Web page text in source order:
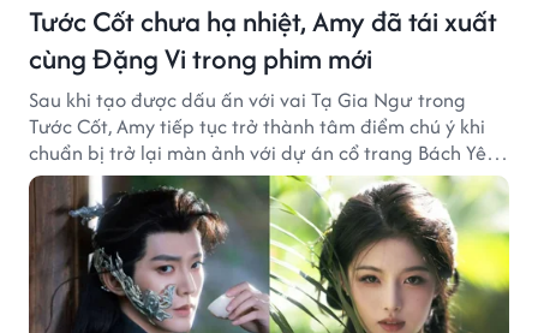
Tước Cốt chưa hạ nhiệt, Amy đã tái xuất
cùng Đặng Vi trong phim mới
Sau khi tạo được dấu ấn với vai Tạ Gia Ngư trong
Tước Cốt, Amy tiếp tục trở thành tâm điểm chú ý khi
chuẩn bị trở lại màn ảnh với dự án cổ trang Bách Yêu
Phổ.